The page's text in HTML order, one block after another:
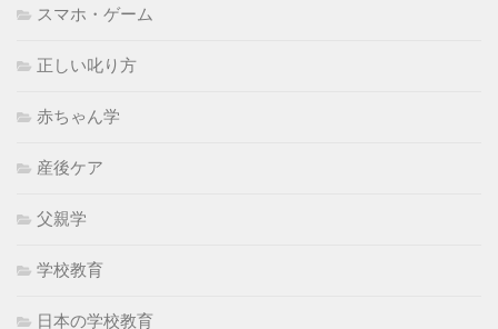
スマホ・ゲーム
正しい叱り方
赤ちゃん学
産後ケア
父親学
学校教育
日本の学校教育